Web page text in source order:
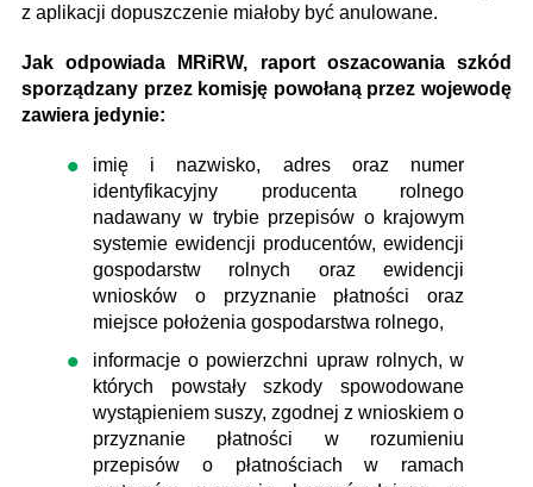
z aplikacji dopuszczenie miałoby być anulowane.
Jak odpowiada MRiRW, raport oszacowania szkód
sporządzany przez komisję powołaną przez wojewodę
zawiera jedynie:
imię i nazwisko, adres oraz numer
identyfikacyjny producenta rolnego
nadawany w trybie przepisów o krajowym
systemie ewidencji producentów, ewidencji
gospodarstw rolnych oraz ewidencji
wniosków o przyznanie płatności oraz
miejsce położenia gospodarstwa rolnego,
informacje o powierzchni upraw rolnych, w
których powstały szkody spowodowane
wystąpieniem suszy, zgodnej z wnioskiem o
przyznanie płatności w rozumieniu
przepisów o płatnościach w ramach